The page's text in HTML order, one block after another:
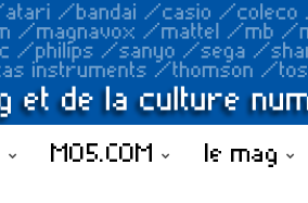
MO5.COM le mag